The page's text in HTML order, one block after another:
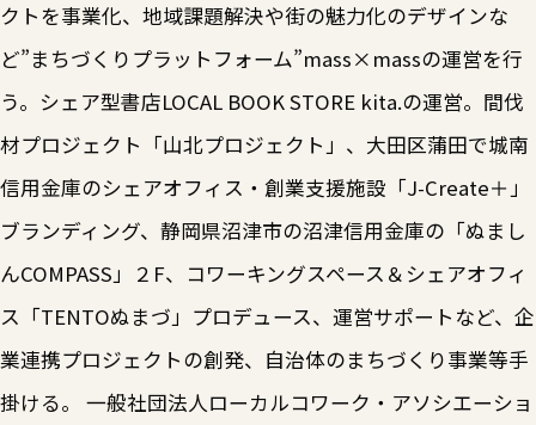
クトを事業化、地域課題解決や街の魅力化のデザインな
ど”まちづくりプラットフォーム”mass×massの運営を行
う。シェア型書店LOCAL BOOK STORE kita.の運営。間伐
材プロジェクト「山北プロジェクト」、大田区蒲田で城南
信用金庫のシェアオフィス・創業支援施設「J-Create＋」
ブランディング、静岡県沼津市の沼津信用金庫の「ぬまし
んCOMPASS」２F、コワーキングスペース＆シェアオフィ
ス「TENTOぬまづ」プロデュース、運営サポートなど、企
業連携プロジェクトの創発、自治体のまちづくり事業等手
掛ける。 一般社団法人ローカルコワーク・アソシエーショ